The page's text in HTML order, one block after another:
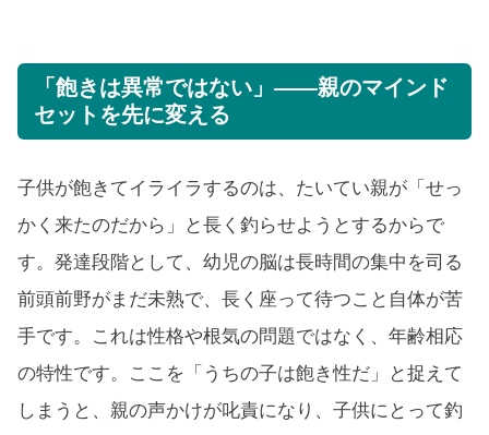
「飽きは異常ではない」——親のマインド
セットを先に変える
子供が飽きてイライラするのは、たいてい親が「せっ
かく来たのだから」と長く釣らせようとするからで
す。発達段階として、幼児の脳は長時間の集中を司る
前頭前野がまだ未熟で、長く座って待つこと自体が苦
手です。これは性格や根気の問題ではなく、年齢相応
の特性です。ここを「うちの子は飽き性だ」と捉えて
しまうと、親の声かけが叱責になり、子供にとって釣